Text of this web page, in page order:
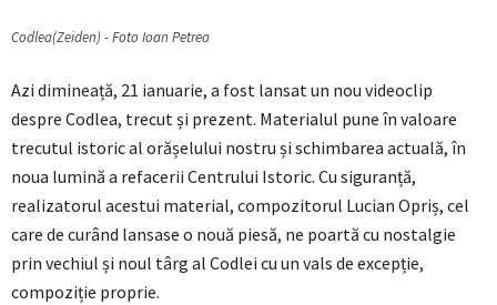
Codlea(Zeiden) - Foto Ioan Petrea
Azi dimineață, 21 ianuarie, a fost lansat un nou videoclip
despre Codlea, trecut și prezent. Materialul pune în valoare
trecutul istoric al orășelului nostru și schimbarea actuală, în
noua lumină a refacerii Centrului Istoric. Cu siguranță,
realizatorul acestui material, compozitorul Lucian Opriș, cel
care de curând lansase o nouă piesă, ne poartă cu nostalgie
prin vechiul și noul târg al Codlei cu un vals de excepție,
compoziție proprie.